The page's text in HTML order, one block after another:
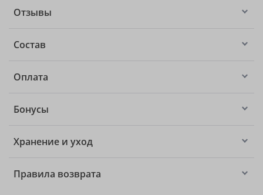
Отзывы
Состав
Оплата
Бонусы
Хранение и уход
Правила возврата